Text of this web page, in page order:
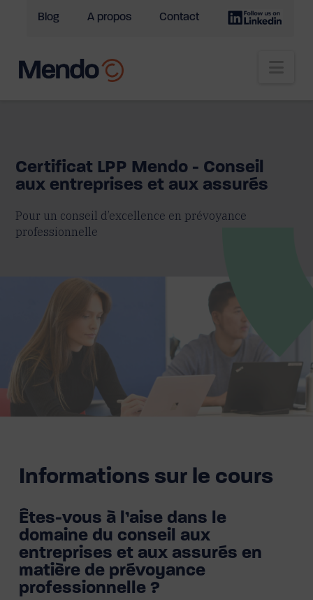
Blog A propos Contact
Certificat LPP Mendo - Conseil
aux entreprises et aux assurés
Pour un conseil d’excellence en prévoyance
professionnelle
Informations sur le cours
Êtes-vous à l’aise dans le
domaine du conseil aux
entreprises et aux assurés en
matière de prévoyance
professionnelle ?